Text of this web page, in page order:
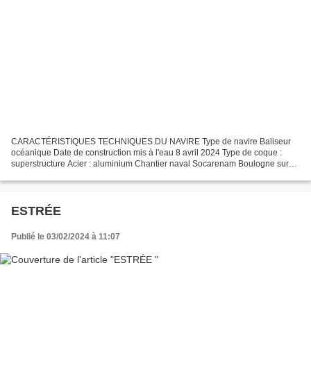
CARACTÉRISTIQUES TECHNIQUES DU NAVIRE Type de navire Baliseur
océanique Date de construction mis à l'eau 8 avril 2024 Type de coque :
superstructure Acier : aluminium Chantier naval Socarenam Boulogne sur
ESTRÉE
Publié le 03/02/2024 à 11:07